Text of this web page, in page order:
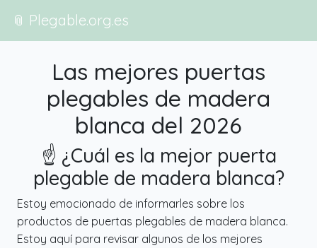
📎 Plegable.org.es
Las mejores puertas
plegables de madera
blanca del 2026
☝️ ¿Cuál es la mejor puerta
plegable de madera blanca?
Estoy emocionado de informarles sobre los
productos de puertas plegables de madera blanca.
Estoy aquí para revisar algunos de los mejores